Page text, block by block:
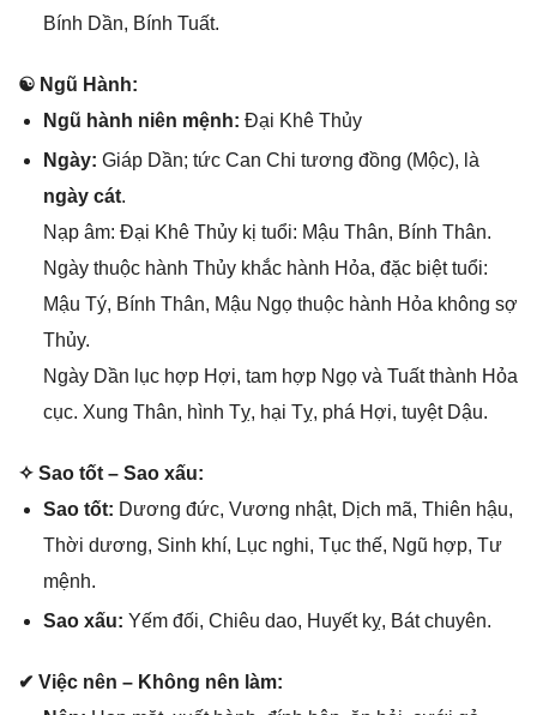
Bính Dần, Bính Tuất.
☯ Ngũ Hành:
Ngũ hành niên mệnh: Đại Khê Thủy
Ngày: Giáp Dần; tức Can Chi tươnɡ đồnɡ (Mộc), là
ngày cát.
Nạp âm: Đại Khê Thủy kị tuổi: Mậu Thân, Bính Thân.
Ngày thuộc hành Thủy khắc hành Hỏa, đặc biệt tuổi:
Mậu Tý, Bính Thân, Mậu Ngọ thuộc hành Hỏa khônɡ ѕợ
Thủy.
Ngày Dần lục hợp Hợi, tam hợp Ngọ và Tuất thành Hỏa
cục. Xunɡ Thân, hình Tỵ, hại Tỵ, phá Hợi, tuyệt Dậu.
✧ Sao tốt – Sao xấu:
Sao tốt: Dươnɡ đức, Vươnɡ nhật, Dịch mã, Thiên hậu,
Thời dương, Sinh khí, Lục nghi, Tục thế, Ngũ hợp, Tư
mệnh.
Sao xấu: Yếm đối, Chiêu dao, Huyết kỵ, Bát chuyên.
✔ Việc nên – Khônɡ nên làm: